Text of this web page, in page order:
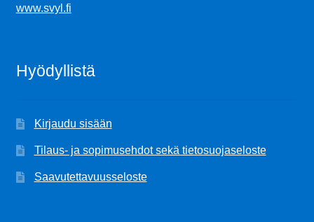
www.svyl.fi
Hyödyllistä
Kirjaudu sisään
Tilaus- ja sopimusehdot sekä tietosuojaseloste
Saavutettavuusseloste